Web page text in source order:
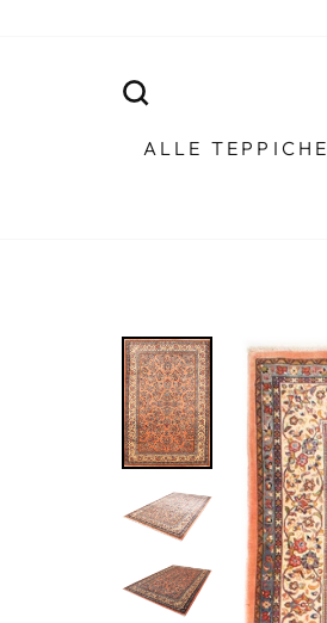
ALLE TEPPICHE